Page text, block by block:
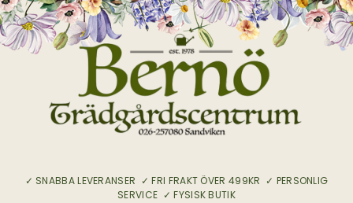
✓ SNABBA LEVERANSER ✓ FRI FRAKT ÖVER 499KR ✓ PERSONLIG
SERVICE ✓ FYSISK BUTIK